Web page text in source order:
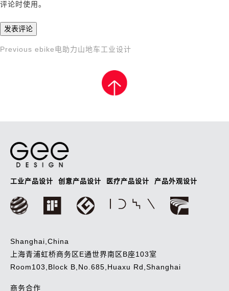
评论时使用。
文
Previous
Previous ebike电助力山地车工业设计
工业产品设计 创意产品设计 医疗产品设计 产品外观设计
Shanghai,China
上海青浦虹桥商务区E通世界南区B座103室
Room103,Block B,No.685,Huaxu Rd,Shanghai
商务合作